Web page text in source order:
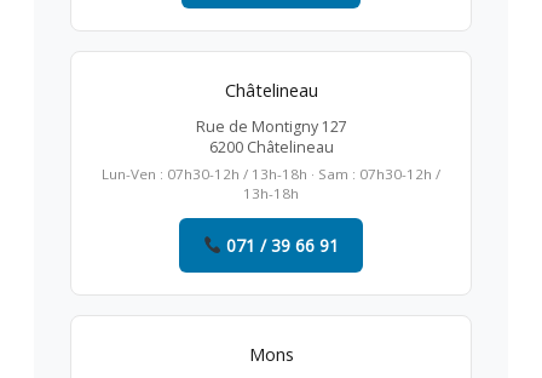
Châtelineau
Rue de Montigny 127
6200 Châtelineau
Lun-Ven : 07h30-12h / 13h-18h · Sam : 07h30-12h /
13h-18h
071 / 39 66 91
Mons